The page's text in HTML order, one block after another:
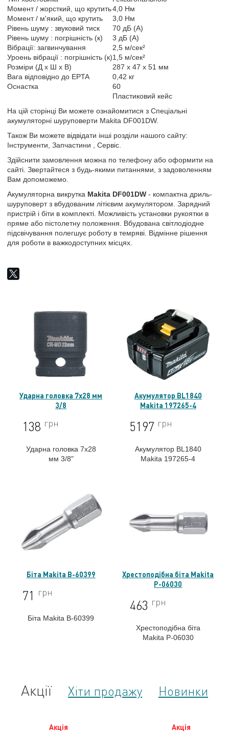
Момент / жорсткий, що крутить4,0 Нм
Момент / м'який, що крутить
3,0 Нм
Рівень шуму : звуковий тиск
70 дБ (А)
Рівень шуму : погрішність (к)
3 дБ (А)
Вібрації: загвинчування
2,5 м/сек²
Уроень вібрації : погрішність (к)1,5 м/сек²
Розміри (Д х Ш х В)
287 x 47 x 51 мм
Вага відповідно до EPTA
0,42 кг
Oснастка
60
Пластиковий кейс
На цій сторінці Ви можете ознайомитися з Спеціальні
акумуляторні шуруповерти Makita DF001DW.
Також Ви можете відвідати інші розділи нашого сайту:
Інструменти, Запчастини , Сервіс.
Здійснити замовлення можна по телефону або оформити на
сайті. Звертайтеся з будь-якими питаннями, з задоволенням
Вам допоможемо.
Акумуляторна викрутка Makita DF001DW- компактна дриль-
шуруповерт з вбудованим літієвим акумулятором. Зарядний
пристрій і біти в комплекті. Можливість установки рукоятки в
пряме або пістолетну положення. Вбудована світлодіодне
підсвічування полегшує роботу в темряві. Відмінне рішення
для роботи в важкодоступних місцях.
Ударна головка 7x28 мм
3/8
138 грн
Ударна головка 7x28
мм 3/8"
Акумулятор BL1840
Makita 197265-4
5197 грн
Акумулятор BL1840
Makita 197265-4
Біта Makita B-60399
71 грн
Біта Makita B-60399
Хрестоподібна біта Makita
P-06030
463 грн
Хрестоподібна біта
Makita P-06030
Акції Хіти продажу Новинки
Акція Акція